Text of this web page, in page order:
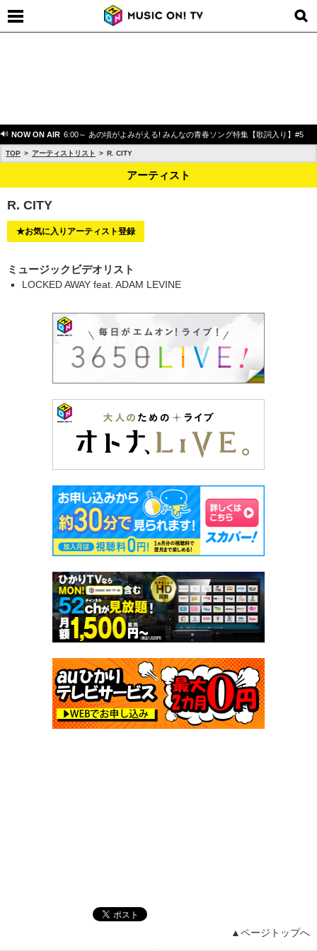
NOW ON AIR 6:00～ あの頃がよみがえる! みんなの青春ソング特集【歌詞入り】#5
TOP アーティストリスト R. CITY
アーティスト
R. CITY
★お気に入りアーティスト登録
ミュージックビデオリスト
LOCKED AWAY feat. ADAM LEVINE
▲ページトップへ